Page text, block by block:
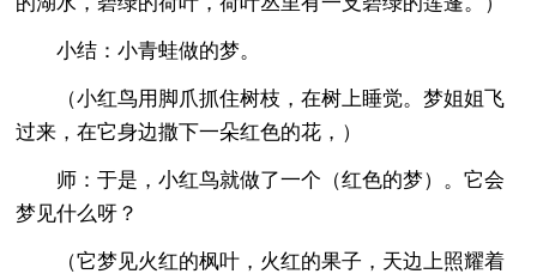
小结：小青蛙做的梦。
（小红鸟用脚爪抓住树枝，在树上睡觉。梦姐姐飞
过来，在它身边撒下一朵红色的花，）
师：于是，小红鸟就做了一个（红色的梦）。它会
梦见什么呀？
（它梦见火红的枫叶，火红的果子，天边上照耀着